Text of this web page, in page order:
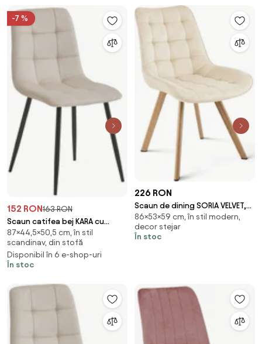
-7 %
152 RON163 RON
Scaun catifea bej KARA cu
picioare negre
87×44,5×50,5 cm, în stil
scandinav, din stofă
Disponibil în 6 e-shop-uri
În stoc
226 RON
Scaun de dining SORIA VELVET,
bej deschis
86×53×59 cm, în stil modern,
decor stejar
În stoc